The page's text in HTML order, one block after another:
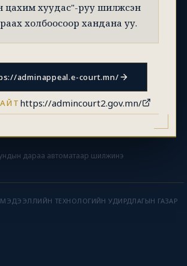
цахим хуудас"-руу шилжсэн
холбоосоор хандана уу.
adminappeal.e-court.mn/
https://admincourt2.gov.mn/
дараа автоматаар шилжинэ
ТЕХНОЛОГИЙН УДИРДЛАГЫН ГАЗАР